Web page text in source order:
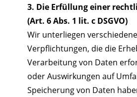
3. Die Erfüllung einer
(Art. 6 Abs. 1 lit. c DSGVO)
Wir unterliegen
Verpflichtungen, die die
Verarbeitung von Daten
oder Auswirkungen auf
Speicherung von Daten